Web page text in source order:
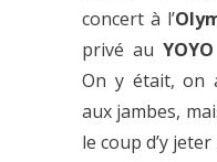
concert à l’
privé auYOYO
On y était, on
aux jambes,
le coup d’y